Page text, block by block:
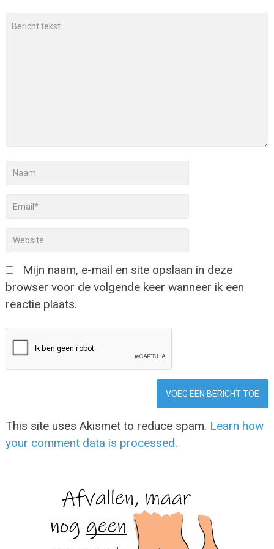
Mijn naam, e-mail en site opslaan in deze
browser voor de volgende keer wanneer ik een
reactie plaats.
This site uses Akismet to reduce spam. Learn how
your comment data is processed.